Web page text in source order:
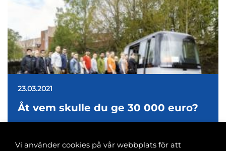
23.03.2021
Åt vem skulle du ge 30 000 euro?
Vi använder cookies på vår webbplats för att